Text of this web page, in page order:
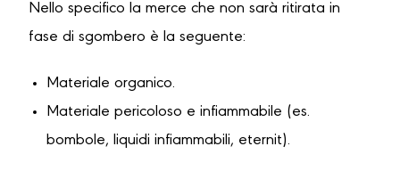
Nello specifico la merce che non sarà ritirata in
fase di sgombero è la seguente:
Materiale organico.
Materiale pericoloso e infiammabile (es.
bombole, liquidi infiammabili, eternit).